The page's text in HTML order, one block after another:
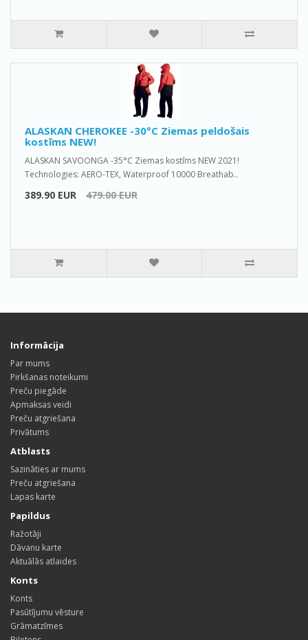
ALASKAN CHEROKEE -30°C Ziemas peldošais
kostīms NEW!
ALASKAN SAVOONGA -35°C Ziemas kostīms NEW 2021!
Technologies: AERO-TEX, Waterproof 10000 Breathab..
389.90 EUR 479.00 EUR
Informācija
Par mums
Pirkšanas noteikumi
Preču piegāde
Apmaksas veidi
Preču atgriešana
Privātums
Atblasts
Sazināties ar mums
Preču atgriešana
Lapas karte
Papildus
Ražotāji
Dāvanu karte
Aktuālās atlaides
Konts
Konts
Pasūtījumu vēsture
Grāmatzīmes